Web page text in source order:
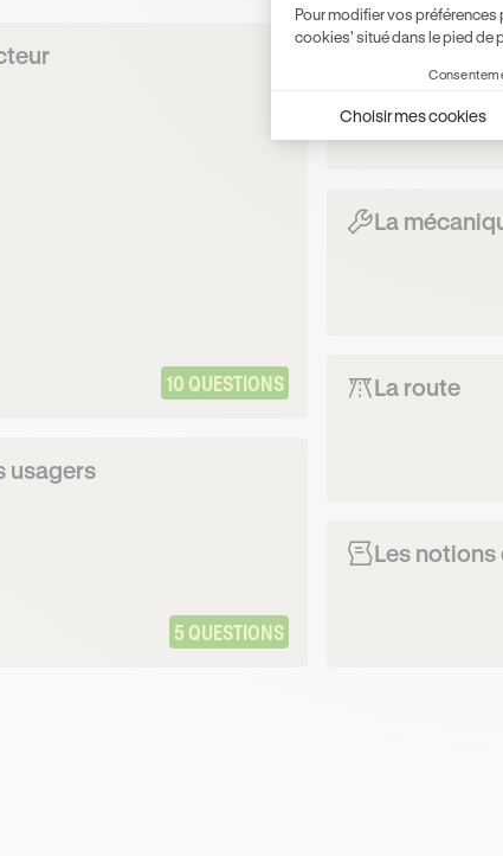
10 QUESTIONS
usagers
5 QUESTIONS
La
La
La route
Les
Pour modifier vos préférences
cookies' situé dans le pied de
Choisir mes cookies